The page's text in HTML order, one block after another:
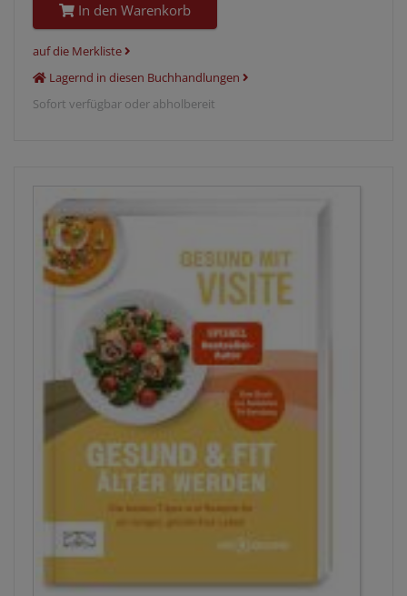
In den Warenkorb
auf die Merkliste
Lagernd in diesen Buchhandlungen
Sofort verfügbar oder abholbereit